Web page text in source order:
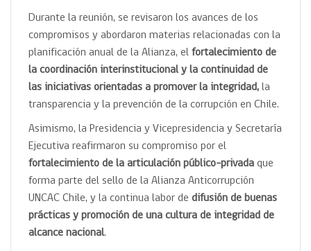
Durante la reunión, se revisaron los avances de los
compromisos y abordaron materias relacionadas con la
planificación anual de la Alianza, el fortalecimiento de
la coordinación interinstitucional y la continuidad de
las iniciativas orientadas a promover la integridad, la
transparencia y la prevención de la corrupción en Chile.
Asimismo, la Presidencia y Vicepresidencia y Secretaría
Ejecutiva reafirmaron su compromiso por el
fortalecimiento de la articulación público-privada que
forma parte del sello de la Alianza Anticorrupción
UNCAC Chile, y la continua labor de difusión de buenas
prácticas y promoción de una cultura de integridad de
alcance nacional.